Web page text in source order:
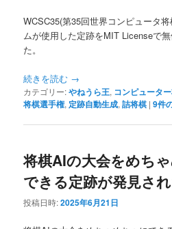
WCSC35(第35回世界コンピュータ
ムが使用した定跡をMIT Licenseで
た。
続きを読む →
カテゴリー:やねうら王, コンピュータ
将棋選手権, 定跡自動生成,詰将棋 |9件
将棋AIの大会をめち
できる定跡が発見さ
投稿日時:2025年6月21日